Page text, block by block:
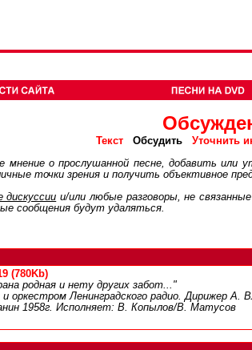
Текст Обсудить Уточнить
мнение о прослушанной песне, добавить
точки зрения и получить объективное
и/или любые разговоры, не
сообщения будут удаляться.
(780Kb)
родная и нету других забот..."
Ленинградского радио. Дирижер А.
1958г. Исполняет: В. Копылов/В. Матусов